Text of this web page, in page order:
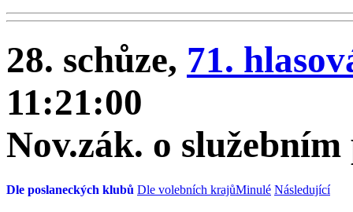
28. schůze, 71.
11:21:00
Nov.zák. o
Dle poslaneckých klubů Dle volebních krajůMinulé Následující